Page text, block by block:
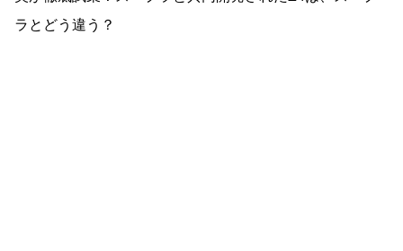
ラとどう違う？